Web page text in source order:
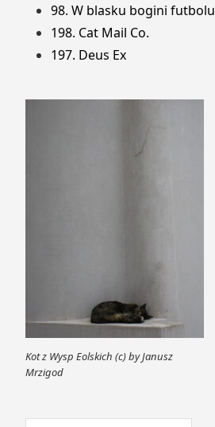
98. W blasku bogini futbolu
198. Cat Mail Co.
197. Deus Ex
Kot z Wysp Eolskich (c) by Janusz
Mrzigod